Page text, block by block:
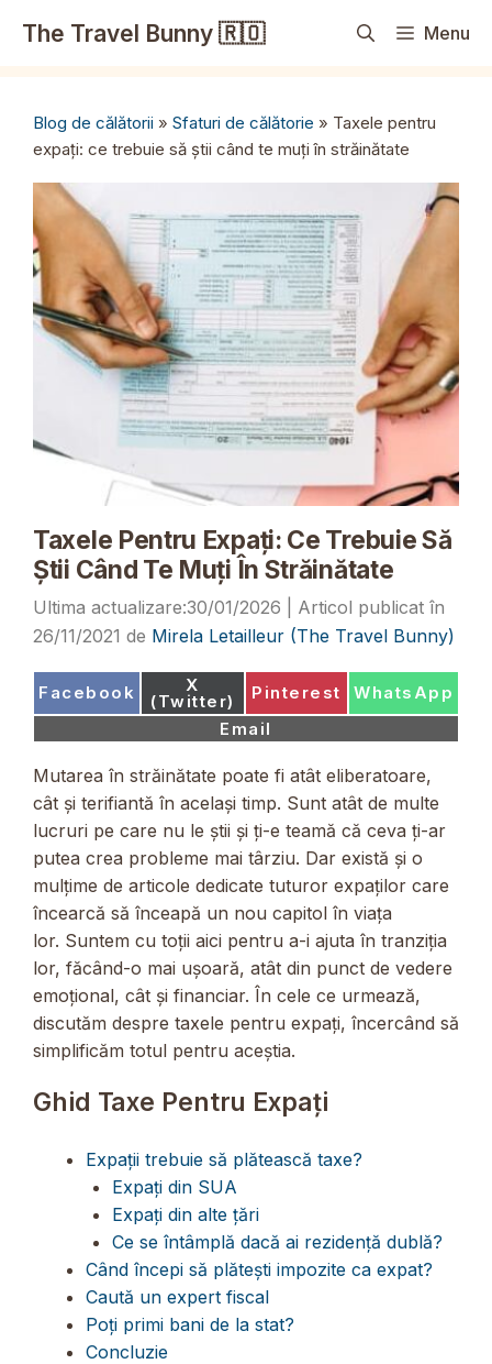
The Travel Bunny 🇷🇴 Menu
Blog de călătorii » Sfaturi de călătorie » Taxele pentru
expați: ce trebuie să știi când te muți în străinătate
Taxele Pentru Expați: Ce Trebuie Să
Știi Când Te Muți În Străinătate
30/01/2026
26/11/2021 de Mirela Letailleur (The Travel Bunny)
Share
Facebook Share
on
X
(Twitter) Share
Pinterest Share
WhatsApp
Share
on
Email
Mutarea în străinătate poate fi atât eliberatoare,
cât și terifiantă în același timp. Sunt atât de multe
lucruri pe care nu le știi și ți-e teamă că ceva ți-ar
putea crea probleme mai târziu. Dar există și o
mulțime de articole dedicate tuturor expaților care
încearcă să înceapă un nou capitol în viața
lor. Suntem cu toții aici pentru a-i ajuta în tranziția
lor, făcând-o mai ușoară, atât din punct de vedere
emoțional, cât și financiar. În cele ce urmează,
discutăm despre taxele pentru expați, încercând să
simplificăm totul pentru aceștia.
Ghid Taxe Pentru Expați
Expații trebuie să plătească taxe?
Expați din SUA
Expați din alte țări
Ce se întâmplă dacă ai rezidență dublă?
Când începi să plătești impozite ca expat?
Caută un expert fiscal
Poți primi bani de la stat?
Concluzie